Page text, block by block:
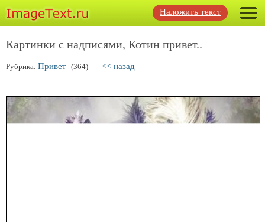
Наложить текст
Картинки с надписями, Котин привет..
Рубрика: Привет (364) << назад